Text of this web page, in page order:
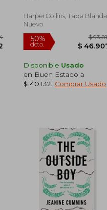
HarperCollins, Tapa Blanda,
Nuevo
Disponible Usado
en Buen Estado a
$ 40.132
Comprar Usado